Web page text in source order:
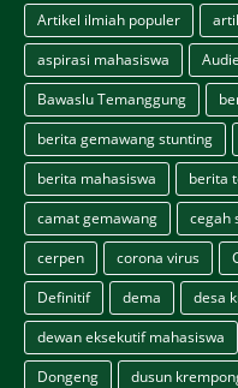
Artikel ilmiah populer
aspirasi mahasiswa
Bawaslu Temanggung
berita gemawang stunting
berita mahasiswa
berita
camat gemawang
cegah
cerpen
corona virus
Definitif
dema
desa
dewan eksekutif mahasiswa
Dongeng
dusun